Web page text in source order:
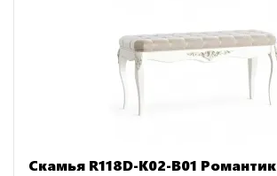
Скамья R118D-K02-B01 Романтик